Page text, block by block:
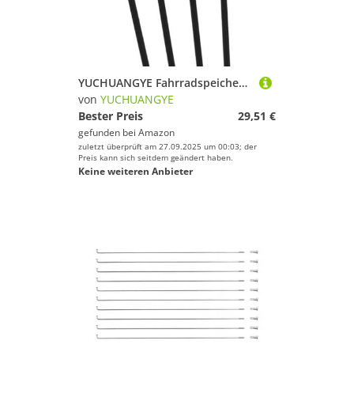
YUCHUANGYE Fahrradspeichen 20 Stück viele 2,6 mm Fahrradspeichen, Schwarze, passende Speichenkappen(177mm)
von YUCHUANGYE
Bester Preis
29,51 €
gefunden bei Amazon
zuletzt überprüft am 27.09.2025 um 00:03; der
Preis kann sich seitdem geändert haben.
Keine weiteren Anbieter